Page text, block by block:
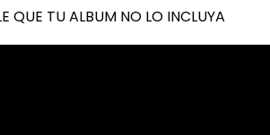
TU ALBUM NO LO INCLUYA